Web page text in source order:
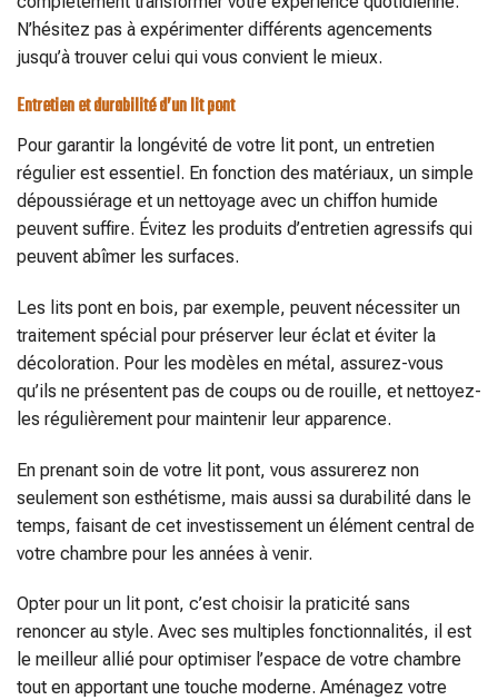
N’hésitez pas à expérimenter différents agencements
jusqu’à trouver celui qui vous convient le mieux.
Entretien et durabilité d’un lit pont
Pour garantir la longévité de votre lit pont, un entretien
régulier est essentiel. En fonction des matériaux, un simple
dépoussiérage et un nettoyage avec un chiffon humide
peuvent suffire. Évitez les produits d’entretien agressifs qui
peuvent abîmer les surfaces.
Les lits pont en bois, par exemple, peuvent nécessiter un
traitement spécial pour préserver leur éclat et éviter la
décoloration. Pour les modèles en métal, assurez-vous
qu’ils ne présentent pas de coups ou de rouille, et nettoyez-
les régulièrement pour maintenir leur apparence.
En prenant soin de votre lit pont, vous assurerez non
seulement son esthétisme, mais aussi sa durabilité dans le
temps, faisant de cet investissement un élément central de
votre chambre pour les années à venir.
Opter pour un lit pont, c’est choisir la praticité sans
renoncer au style. Avec ses multiples fonctionnalités, il est
le meilleur allié pour optimiser l’espace de votre chambre
tout en apportant une touche moderne. Aménagez votre